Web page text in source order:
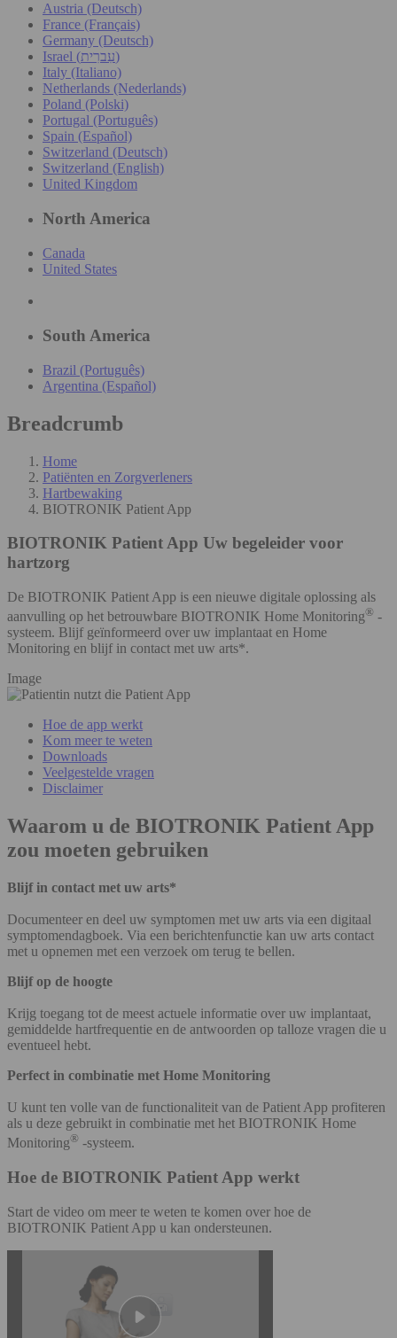
Austria (Deutsch)
France (Français)
Germany (Deutsch)
Israel (עִברִית)
Italy (Italiano)
Netherlands (Nederlands)
Poland (Polski)
Portugal (Português)
Spain (Español)
Switzerland (Deutsch)
Switzerland (English)
United Kingdom
North America
Canada
United States
South America
Brazil (Português)
Argentina (Español)
Breadcrumb
Home
Patiënten en Zorgverleners
Hartbewaking
BIOTRONIK Patient App
BIOTRONIK Patient App Uw begeleider voor
hartzorg
De BIOTRONIK Patient App is een nieuwe digitale oplossing als
aanvulling op het betrouwbare BIOTRONIK Home Monitoring® -
systeem. Blijf geïnformeerd over uw implantaat en Home
Monitoring en blijf in contact met uw arts*.
Image
Hoe de app werkt
Kom meer te weten
Downloads
Veelgestelde vragen
Disclaimer
Waarom u de BIOTRONIK Patient App
zou moeten gebruiken
Blijf in contact met uw arts*
Documenteer en deel uw symptomen met uw arts via een digitaal
symptomendagboek. Via een berichtenfunctie kan uw arts contact
met u opnemen met een verzoek om terug te bellen.
Blijf op de hoogte
Krijg toegang tot de meest actuele informatie over uw implantaat,
gemiddelde hartfrequentie en de antwoorden op talloze vragen die u
eventueel hebt.
Perfect in combinatie met Home Monitoring
U kunt ten volle van de functionaliteit van de Patient App profiteren
als u deze gebruikt in combinatie met het BIOTRONIK Home
Monitoring® -systeem.
Hoe de BIOTRONIK Patient App werkt
Start de video om meer te weten te komen over hoe de
BIOTRONIK Patient App u kan ondersteunen.